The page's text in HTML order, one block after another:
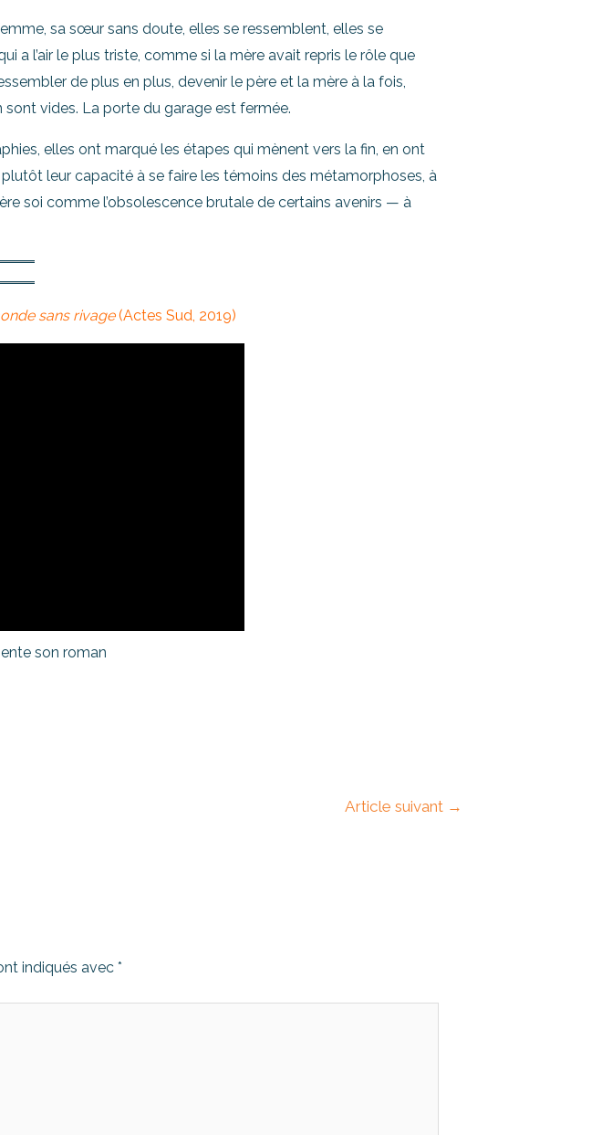
sa sœur sans doute, elles se ressemblent, elles se
a l’air le plus triste, comme si la mère avait repris le rôle que
de plus en plus, devenir le père et la mère à la fois,
sont vides. La porte du garage est fermée.
elles ont marqué les étapes qui mènent vers la fin, en ont
plutôt leur capacité à se faire les témoins des métamorphoses, à
soi comme l’obsolescence brutale de certains avenirs — à
sans rivage(Actes Sud, 2019)
son roman
Article suivant →
indiqués avec *